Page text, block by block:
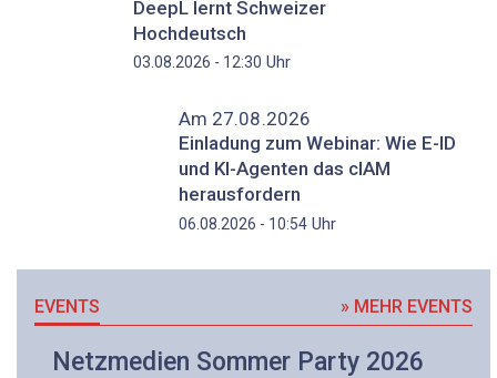
DeepL lernt Schweizer
Hochdeutsch
03.08.2026 - 12:30 Uhr
Am 27.08.2026
Einladung zum Webinar: Wie E-ID
und KI-Agenten das cIAM
herausfordern
06.08.2026 - 10:54Uhr
EVENTS » MEHR EVENTS
Netzmedien Sommer Party 2026